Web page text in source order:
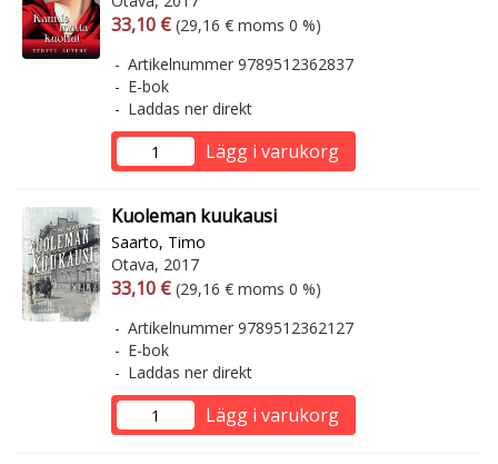
Arvonlisäverollinen hinta
33,10 € Arvonlisäveroton hinta
(29,16 € moms 0 %)
Artikelnummer 9789512362837
E-bok
Laddas ner direkt
Lägg i varukorg
Kuoleman kuukausi
Saarto, Timo
Otava, 2017
Arvonlisäverollinen hinta
33,10 € Arvonlisäveroton hinta
(29,16 € moms 0 %)
Artikelnummer 9789512362127
E-bok
Laddas ner direkt
Lägg i varukorg